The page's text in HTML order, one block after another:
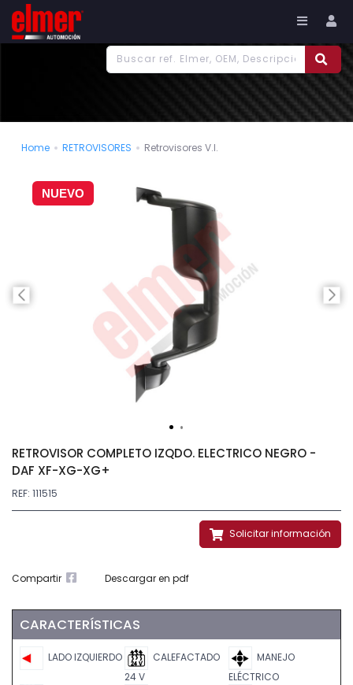
Home RETROVISORES Retrovisores V.I.
NUEVO
RETROVISOR COMPLETO IZQDO. ELECTRICO NEGRO -
DAF XF-XG-XG+
REF: 111515
Solicitar información
Compartir Descargar en pdf
CARACTERÍSTICAS
LADO IZQUIERDO
CALEFACTADO
24 V
MANEJO
ELÉCTRICO